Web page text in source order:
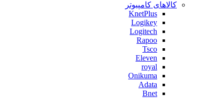
کالاهای کامپیوتر
KnetPlus
Logikey
Logitech
Rapoo
Tsco
Eleven
royal
Onikuma
Adata
Bnet